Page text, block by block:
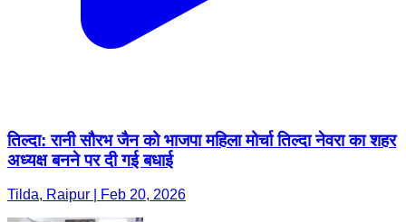
तिल्दा: रानी सौरभ जैन को भाजपा महिला मोर्चा तिल्दा नेवरा का शहर
अध्यक्ष बनने पर दी गई बधाई
Tilda, Raipur | Feb 20, 2026